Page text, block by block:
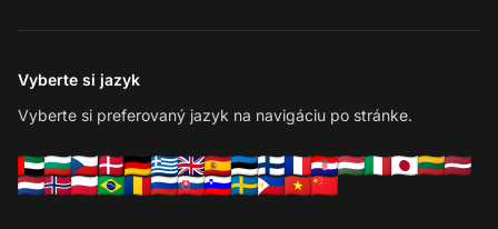
Vyberte si jazyk
Vyberte si preferovaný jazyk na navigáciu po stránke.